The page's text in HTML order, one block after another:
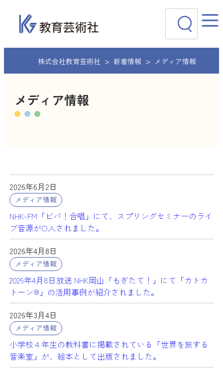
キ
株式会社教育芸術社 新着情報 メディア情報
メディア情報
2026年6月2日
メディア情報
NHK-FM「ビバ！合唱」にて、スプリングセミナーのライ
ブ音源がO.A.されました。
2026年4月8日
メディア情報
2026年4月8日放送 NHK岡山「もぎたて！」にて「カトカ
トーン®」の活用事例が紹介されました。
2026年3月4日
メディア情報
小学校４年生の教科書に掲載されている「世界を旅する
音楽室」が、絵本として出版されました。